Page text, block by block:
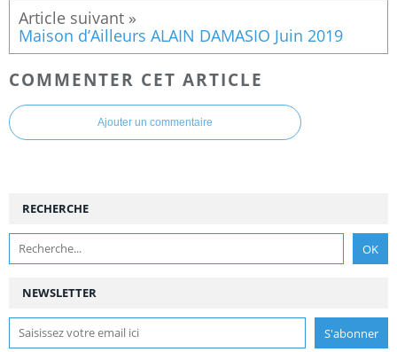
Maison d’Ailleurs ALAIN DAMASIO Juin 2019
COMMENTER CET ARTICLE
Ajouter un commentaire
NEWSLETTER
RECHERCHE